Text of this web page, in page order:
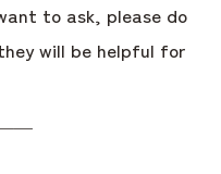
to ask, please do
will be helpful for